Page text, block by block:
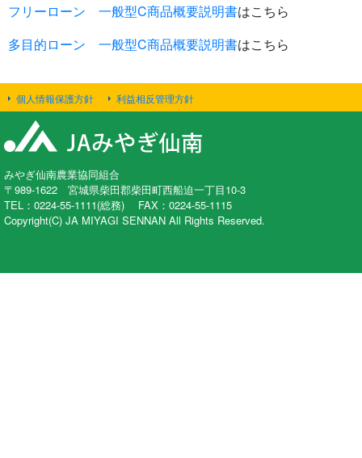
フリーローン 一般型C商品概要説明書はこちら
多目的ローン 一般型C商品概要説明書はこちら
個人情報保護方針 利益相反管理方針
みやぎ仙南農業協同組合
〒989-1622 宮城県柴田郡柴田町西船迫一丁目10-3
TEL：0224-55-1111(総務) FAX：0224-55-1115
Copyright(C) JA MIYAGI SENNAN All Rights Reserved.